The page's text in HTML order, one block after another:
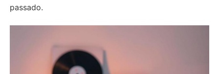
passado.